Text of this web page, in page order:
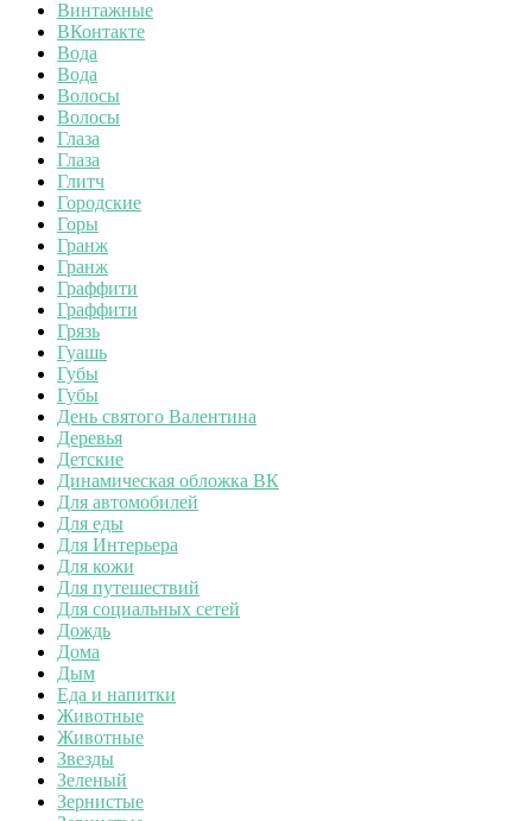
Винтажные
ВКонтакте
Вода
Вода
Волосы
Волосы
Глаза
Глаза
Глитч
Городские
Горы
Гранж
Гранж
Граффити
Граффити
Грязь
Гуашь
Губы
Губы
День святого Валентина
Деревья
Детские
Динамическая обложка ВК
Для автомобилей
Для еды
Для Интерьера
Для кожи
Для путешествий
Для социальных сетей
Дождь
Дома
Дым
Еда и напитки
Животные
Животные
Звезды
Зеленый
Зернистые